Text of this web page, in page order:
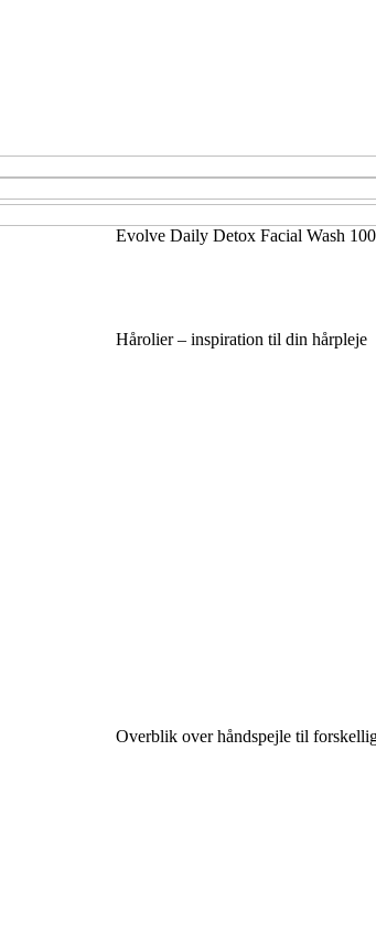
Evolve Daily Detox Facial Wash
Hårolier – inspiration til din hårpleje
Overblik over håndspejle til